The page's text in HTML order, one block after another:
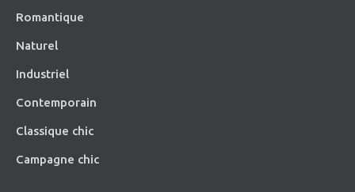
Romantique
Naturel
Industriel
Contemporain
Classique chic
Campagne chic